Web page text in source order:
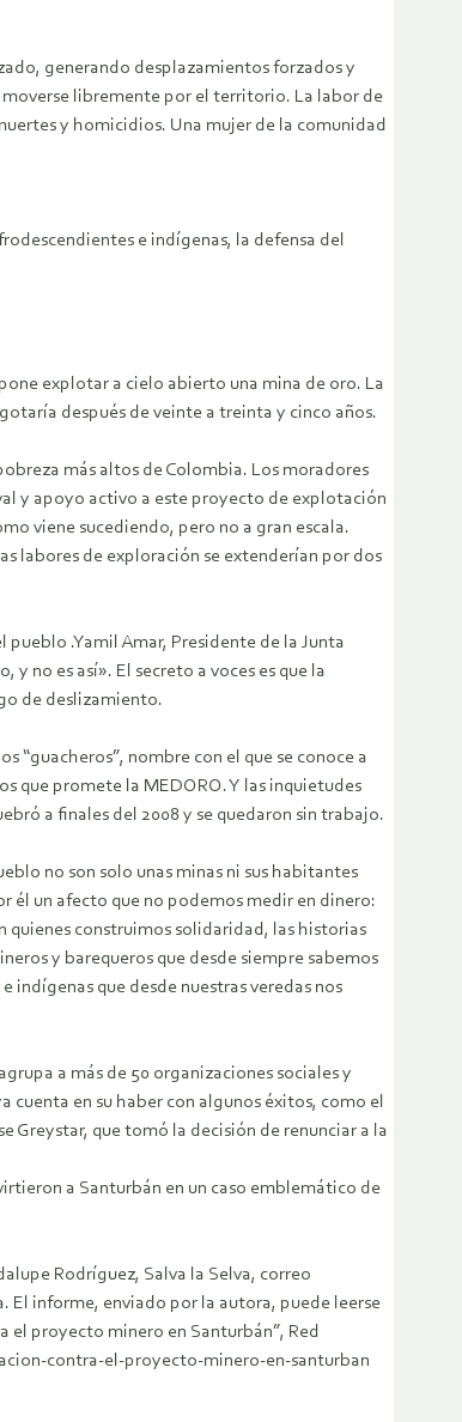
generando desplazamientos forzados y
libremente por el territorio. La labor de
y homicidios. Una mujer de la comunidad
e indígenas, la defensa del
explotar a cielo abierto una mina de oro. La
después de veinte a treinta y cinco años.
más altos de Colombia. Los moradores
y apoyo activo a este proyecto de explotación
viene sucediendo, pero no a gran escala.
labores de exploración se extenderían por dos
.Yamil Amar, Presidente de la Junta
no es así». El secreto a voces es que la
de deslizamiento.
“guacheros”, nombre con el que se conoce a
que promete la MEDORO. Y las inquietudes
a finales del 2008 y se quedaron sin trabajo.
no son solo unas minas ni sus habitantes
él un afecto que no podemos medir en dinero:
quienes construimos solidaridad, las historias
y barequeros que desde siempre sabemos
indígenas que desde nuestras veredas nos
a más de 50 organizaciones sociales y
en su haber con algunos éxitos, como el
que tomó la decisión de renunciar a la
a Santurbán en un caso emblemático de
Rodríguez, Salva la Selva, correo
El informe, enviado por la autora, puede leerse
proyecto minero en Santurbán”, Red
contra-el-proyecto-minero-en-santurban